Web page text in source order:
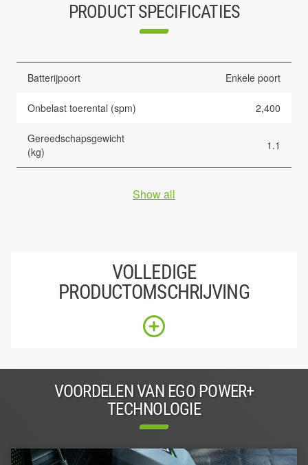
PRODUCT SPECIFICATIES
Batterijpoort Enkele poort
Onbelast toerental (spm) 2,400
Gereedschapsgewicht
(kg)
1.1
Show all
VOLLEDIGE
PRODUCTOMSCHRIJVING
VOORDELEN VAN EGO POWER+
TECHNOLOGIE